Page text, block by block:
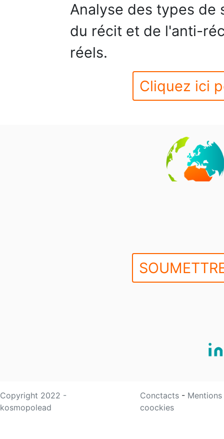
Analyse des types de
du récit et de l'anti-
réels.
Cliquez ici
Copyright 2022 -
kosmopolead
Conctacts -
coockies